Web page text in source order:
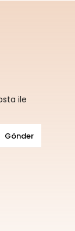
ile
Gönder